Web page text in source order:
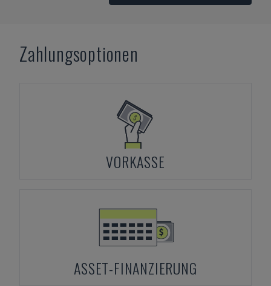
Zahlungsoptionen
VORKASSE
ASSET-FINANZIERUNG